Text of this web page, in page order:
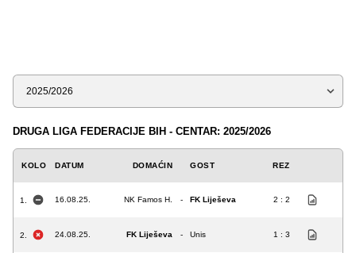
Sezona
DRUGA LIGA FEDERACIJE BIH - CENTAR: 2025/2026
KOLO DATUM DOMAĆIN GOST REZ
1. 16.08.25. NK Famos H. - FK Liješeva 2 : 2
2. 24.08.25. FK Liješeva - Unis 1 : 3